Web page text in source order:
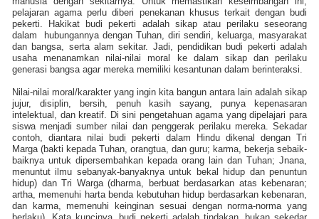
pelajaran agama perlu diberi penekanan khusus terkait dengan budi
pekerti. Hakikat budi pekerti adalah sikap atau perilaku seseorang
dalam
hubungannya dengan Tuhan, diri sendiri, keluarga, masyarakat
dan bangsa, serta alam sekitar. Jadi, pendidikan budi pekerti adalah
usaha menanamkan nilai-nilai moral ke dalam sikap dan perilaku
generasi bangsa agar mereka memiliki kesantunan dalam berinteraksi.
Nilai-nilai moral/karakter yang ingin kita bangun antara lain adalah sikap
jujur, disiplin, bersih, penuh kasih sayang, punya kepenasaran
intelektual, dan kreatif. Di sini pengetahuan agama yang dipelajari para
siswa menjadi sumber nilai dan penggerak perilaku mereka. Sekadar
contoh, diantara nilai budi pekerti dalam Hindu dikenal dengan Tri
Marga (bakti kepada Tuhan, orangtua, dan guru; karma, bekerja sebaik-
baiknya untuk dipersembahkan kepada orang lain dan Tuhan; Jnana,
menuntut ilmu sebanyak-banyaknya untuk bekal hidup dan penuntun
hidup) dan Tri Warga (dharma, berbuat berdasarkan atas kebenaran;
artha, memenuhi harta benda kebutuhan hidup berdasarkan kebenaran,
dan karma, memenuhi keinginan sesuai dengan norma-norma yang